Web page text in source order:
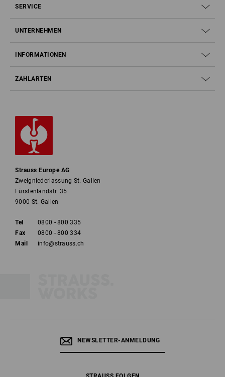
SERVICE
UNTERNEHMEN
INFORMATIONEN
ZAHLARTEN
Strauss Europe AG
Zweigniederlassung St. Gallen
Fürstenlandstr. 35
9000 St. Gallen
Tel
0800 - 800 335
Fax
0800 - 800 334
Mail
info@strauss.ch
NEWSLETTER-ANMELDUNG